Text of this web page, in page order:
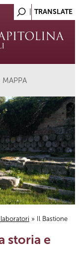
MAPPA
» Il Bastione
storia e